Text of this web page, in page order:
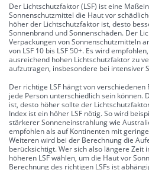
Der Lichtschutzfaktor (LSF) ist eine
Sonnenschutzmittel die Haut vor
höher der Lichtschutzfaktor ist, desto
Sonnenbrand und Sonnenschäden. Der
Verpackungen von Sonnenschutzmitteln
von LSF 10 bis LSF 50+. Es wird
ausreichend hohen Lichtschutzfaktor zu
aufzutragen, insbesondere bei intensiver
Der richtige LSF hängt von
jede Person unterschiedlich sein können.
ist, desto höher sollte der
Index ist ein höher LSF nötig. So wird
stärkerer Sonneneinstrahlung wie
empfohlen als auf Kontinenten mit
Weiteren wird bei der Berechnung die
berücksichtigt. Wer sich also längere Zeit
höheren LSF wählen, um die Haut vor
Berechnung des richtigen LSFs ist